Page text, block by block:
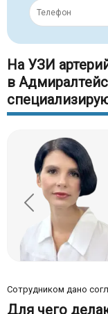
На УЗИ
в
Сотрудником дано
Для чего